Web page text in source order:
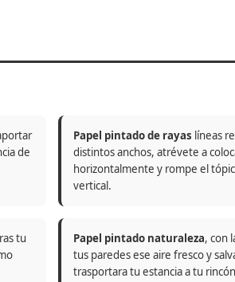
de
Papel pintado de rayas líneas
distintos anchos, atrévete a
horizontalmente y rompe el
vertical.
tu
Papel pintado naturaleza, con
tus paredes ese aire fresco y
trasportara tu estancia a tu